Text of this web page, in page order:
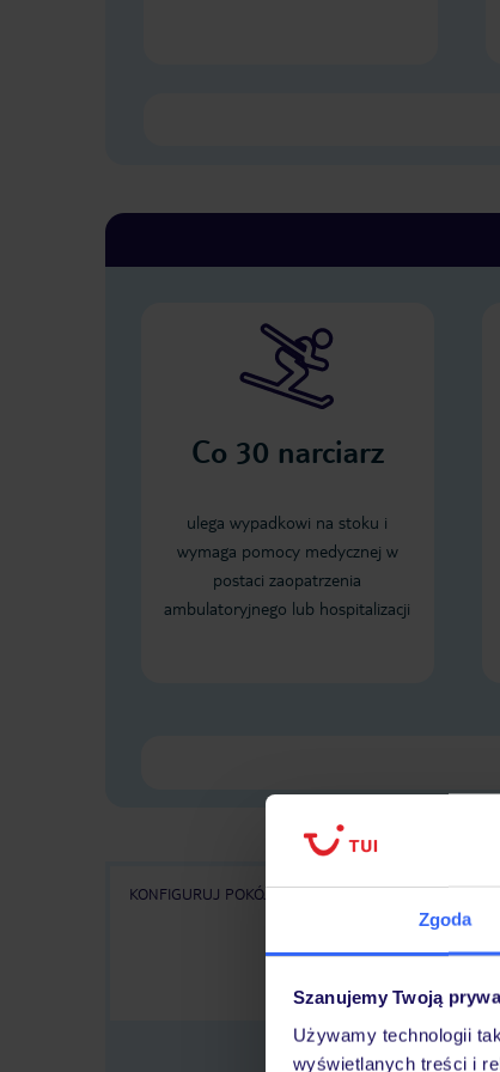
Zgoda
Szanujemy Twoją
Używamy technologii
wyświetlanych treści i
Co 30 narciarz
ulega wypadkowi na stoku i
wymaga pomocy medycznej w
postaci zaopatrzenia
ambulatoryjnego lub hospitalizacji
KONFIGURUJ POKÓJ